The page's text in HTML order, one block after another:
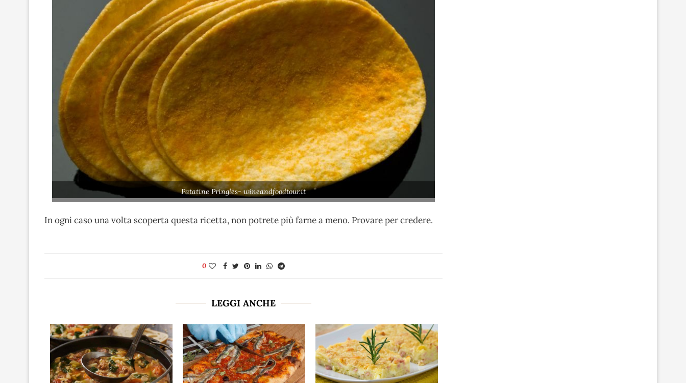
Patatine Pringles- wineandfoodtour.it
In ogni caso una volta scoperta questa ricetta, non potrete più farne a meno. Provare per credere.
0
LEGGI ANCHE